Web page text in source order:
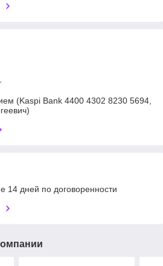
(Kaspi Bank 4400 4302 8230 5694,
14 дней по договоренности